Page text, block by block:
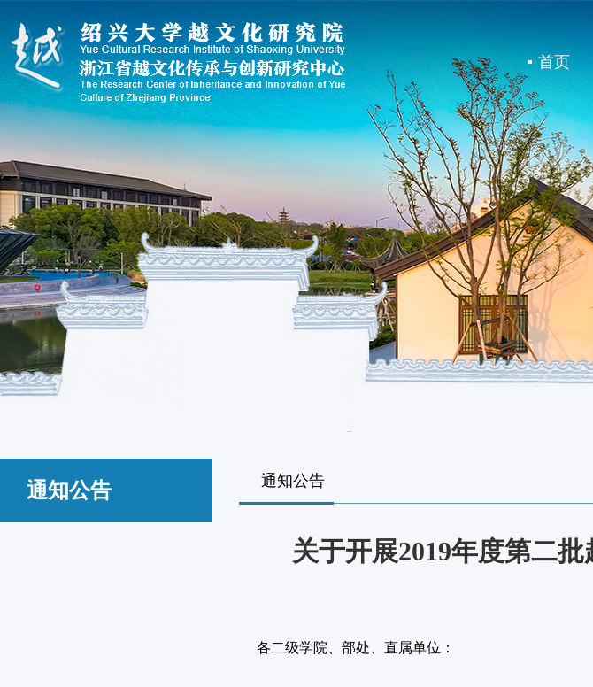
首页
通知公告 通知公告
关于开展2019年度第二
各二级学院、部处、直属单位：